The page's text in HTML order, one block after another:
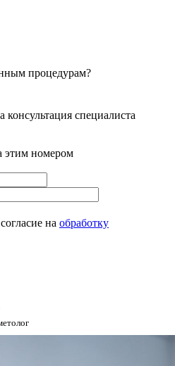
процедурам?
специалиста
этим номером
на обработку